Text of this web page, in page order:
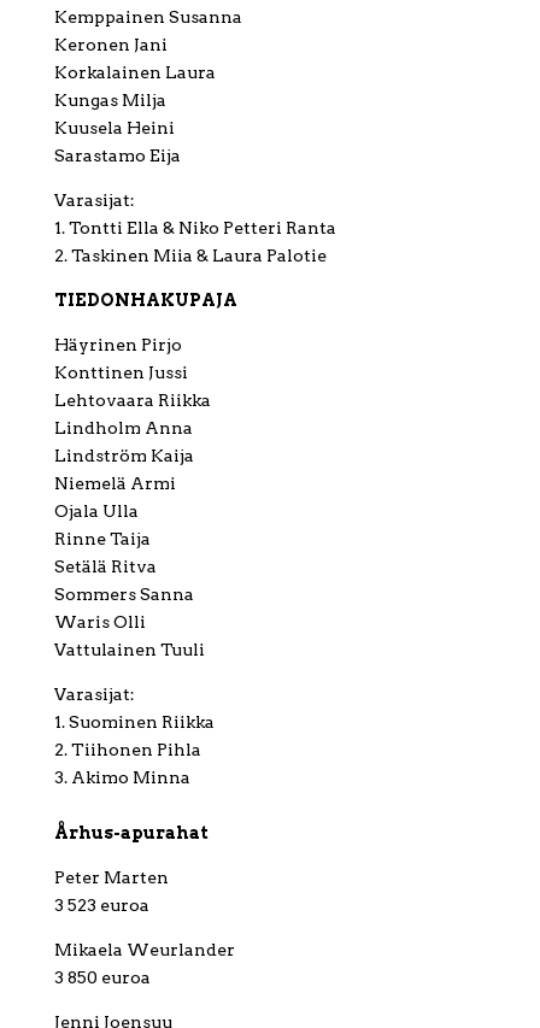
Kemppainen Susanna
Keronen Jani
Korkalainen Laura
Kungas Milja
Kuusela Heini
Sarastamo Eija
Varasijat:
1. Tontti Ella & Niko Petteri Ranta
2. Taskinen Miia & Laura Palotie
TIEDONHAKUPAJA
Häyrinen Pirjo
Konttinen Jussi
Lehtovaara Riikka
Lindholm Anna
Lindström Kaija
Niemelä Armi
Ojala Ulla
Rinne Taija
Setälä Ritva
Sommers Sanna
Waris Olli
Vattulainen Tuuli
Varasijat:
1. Suominen Riikka
2. Tiihonen Pihla
3. Akimo Minna
Århus-apurahat
Peter Marten
3 523 euroa
Mikaela Weurlander
3 850 euroa
Jenni Joensuu